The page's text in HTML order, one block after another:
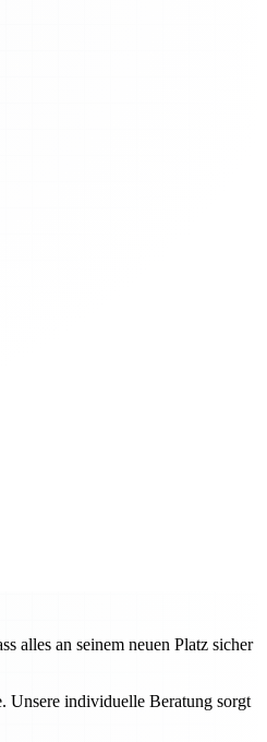
alles an seinem neuen Platz sicher
Unsere individuelle Beratung sorgt